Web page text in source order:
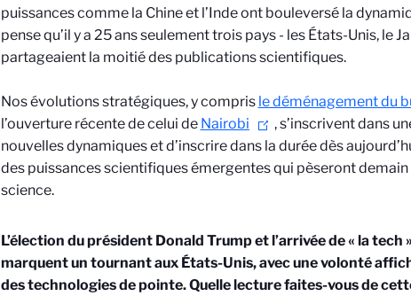
puissances comme la Chine et l’Inde ont bouleversé la
pense qu’il y a 25 ans seulement trois pays - les États-Unis, le
partageaient la moitié des publications scientifiques.
Nos évolutions stratégiques, y compris le déménagement du
l’ouverture récente de celui de Nairobi
, s’inscrivent dans
nouvelles dynamiques et d’inscrire dans la durée dès
des puissances scientifiques émergentes qui pèseront demain
science.
L’élection du président Donald Trump et l’arrivée de « la tech
marquent un tournant aux États-Unis, avec une volonté
des technologies de pointe. Quelle lecture faites-vous de